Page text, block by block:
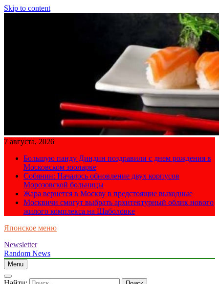
Skip to content
7 августа, 2026
Большую панду Диндин поздравили с днем рождения в
Московском зоопарке
Собянин: Началось обновление двух корпусов
Морозовской больницы
Жара вернется в Москву в предстоящие выходные
Москвичи смогут выбрать архитектурный облик нового
жилого комплекса на Шаболовке
Японское меню
Newsletter
Random News
Menu